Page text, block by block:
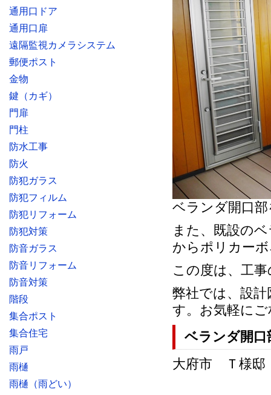
ベランダ開口
また、既設の
からポリカー
この度は、工
弊社では、設
す。お気軽に
ベランダ開
大府市 Ｔ様邸
通用口ドア
通用口扉
遠隔監視カメラシステム
郵便ポスト
金物
鍵（カギ）
門扉
門柱
防水工事
防火
防犯ガラス
防犯フィルム
防犯リフォーム
防犯対策
防音ガラス
防音リフォーム
防音対策
階段
集合ポスト
集合住宅
雨戸
雨樋
雨樋（雨どい）